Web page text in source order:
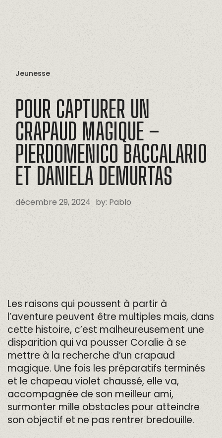
Jeunesse
POUR CAPTURER UN
CRAPAUD MAGIQUE –
PIERDOMENICO BACCALARIO
ET DANIELA DEMURTAS
décembre 29, 2024 by: Pablo
Les raisons qui poussent à partir à
l’aventure peuvent être multiples mais, dans
cette histoire, c’est malheureusement une
disparition qui va pousser Coralie à se
mettre à la recherche d’un crapaud
magique. Une fois les préparatifs terminés
et le chapeau violet chaussé, elle va,
accompagnée de son meilleur ami,
surmonter mille obstacles pour atteindre
son objectif et ne pas rentrer bredouille.